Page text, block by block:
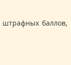
штрафных